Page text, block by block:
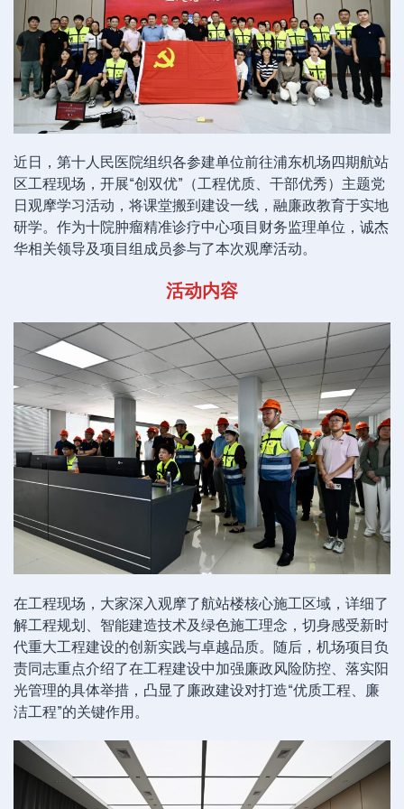
近日，第十人民医院组织各参建单位前往浦东机场四期航站
区工程现场，开展“创双优”（工程优质、干部优秀）主题党
日观摩学习活动，将课堂搬到建设一线，融廉政教育于实地
研学。作为十院肿瘤精准诊疗中心项目财务监理单位，诚杰
华相关领导及项目组成员参与了本次观摩活动。
活动内容
在工程现场，大家深入观摩了航站楼核心施工区域，详细了
解工程规划、智能建造技术及绿色施工理念，切身感受新时
代重大工程建设的创新实践与卓越品质。随后，机场项目负
责同志重点介绍了在工程建设中加强廉政风险防控、落实阳
光管理的具体举措，凸显了廉政建设对打造“优质工程、廉
洁工程”的关键作用。